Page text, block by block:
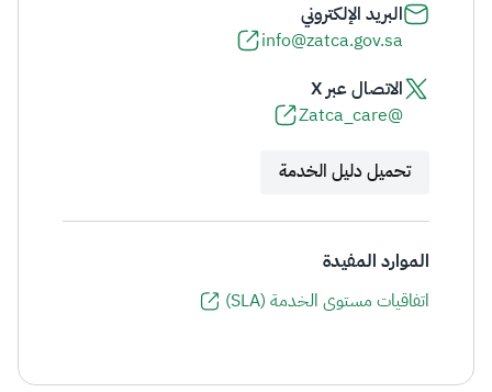
البريد الإلكتروني
info@zatca.gov.sa
الاتصال عبر X
@Zatca_care
تحميل دليل الخدمة
الموارد المفيدة
اتفاقيات مستوى الخدمة (SLA)